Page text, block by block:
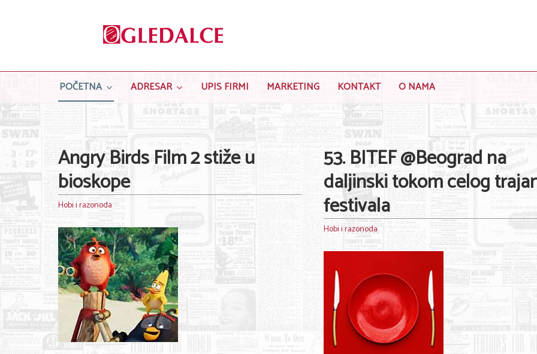
POČETNA ADRESAR UPIS FIRMI MARKETING KONTAKT O NAMA
Angry Birds Film 2 stiže u
bioskope
Hobi i razonoda
53. BITEF @Beograd na
daljinski tokom celog
festivala
Hobi i razonoda